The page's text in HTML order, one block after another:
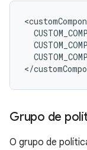
Grupo de
O grupo de